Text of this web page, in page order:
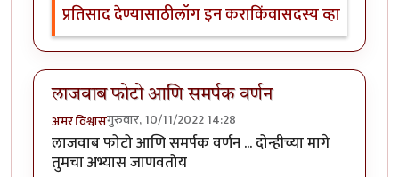
प्रतिसाद देण्यासाठीलॉग इन कराकिंवासदस्य व्हा
लाजवाब फोटो आणि समर्पक वर्णन
अमर विश्वासगुरुवार, 10/11/2022 14:28
लाजवाब फोटो आणि समर्पक वर्णन ... दोन्हीच्या मागे
तुमचा अभ्यास जाणवतोय